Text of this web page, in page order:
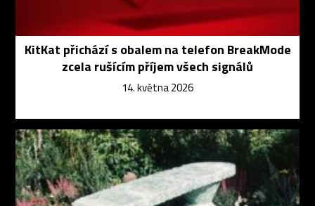
KitKat přichází s obalem na telefon BreakMode
zcela rušícím příjem všech signálů
14. května 2026